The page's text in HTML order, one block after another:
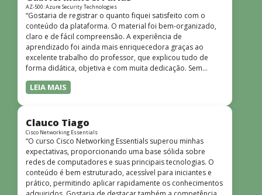
AZ-500: Azure Security Technologies
“Gostaria de registrar o quanto fiquei satisfeito com o
conteúdo da plataforma. O material foi bem-organizado,
claro e de fácil compreensão. A experiência de
aprendizado foi ainda mais enriquecedora graças ao
excelente trabalho do professor, que explicou tudo de
forma didática, objetiva e com muita dedicação. Sem
dúvida, foi uma jornada de muito aprendizado!”
LEIA MAIS
Clauco Tiago
Cisco Networking Essentials
“O curso Cisco Networking Essentials superou minhas
expectativas, proporcionando uma base sólida sobre
redes de computadores e suas principais tecnologias. O
conteúdo é bem estruturado, acessível para iniciantes e
prático, permitindo aplicar rapidamente os conhecimentos